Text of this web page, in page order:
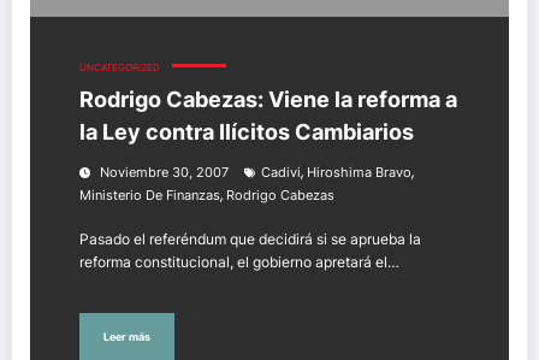
UNCATEGORIZED
Rodrigo Cabezas: Viene la reforma a
la Ley contra Ilícitos Cambiarios
Noviembre 30, 2007 Cadivi, Hiroshima Bravo,
Ministerio De Finanzas, Rodrigo Cabezas
Pasado el referéndum que decidirá si se aprueba la
reforma constitucional, el gobierno apretará el…
Leer más